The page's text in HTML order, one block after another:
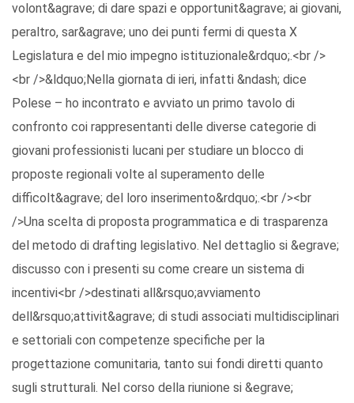
volont&agrave; di dare spazi e opportunit&agrave; ai giovani,
peraltro, sar&agrave; uno dei punti fermi di questa X
Legislatura e del mio impegno istituzionale&rdquo;.<br />
<br />&ldquo;Nella giornata di ieri, infatti &ndash; dice
Polese – ho incontrato e avviato un primo tavolo di
confronto coi rappresentanti delle diverse categorie di
giovani professionisti lucani per studiare un blocco di
proposte regionali volte al superamento delle
difficolt&agrave; del loro inserimento&rdquo;.<br /><br
/>Una scelta di proposta programmatica e di trasparenza
del metodo di drafting legislativo. Nel dettaglio si &egrave;
discusso con i presenti su come creare un sistema di
incentivi<br />destinati all&rsquo;avviamento
dell&rsquo;attivit&agrave; di studi associati multidisciplinari
e settoriali con competenze specifiche per la
progettazione comunitaria, tanto sui fondi diretti quanto
sugli strutturali. Nel corso della riunione si &egrave;